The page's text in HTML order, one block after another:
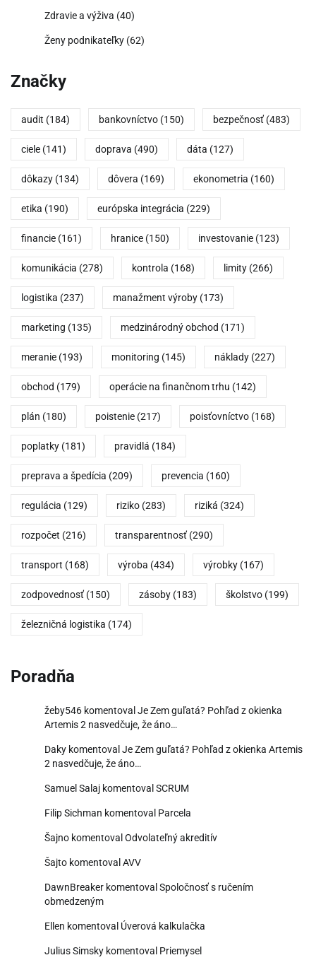
Zdravie a výživa (40)
Ženy podnikateľky (62)
Značky
audit (184) bankovníctvo (150) bezpečnosť (483)
ciele (141) doprava (490) dáta (127)
dôkazy (134) dôvera (169) ekonometria (160)
etika (190) európska integrácia (229)
financie (161) hranice (150) investovanie (123)
komunikácia (278) kontrola (168) limity (266)
logistika (237) manažment výroby (173)
marketing (135) medzinárodný obchod (171)
meranie (193) monitoring (145) náklady (227)
obchod (179) operácie na finančnom trhu (142)
plán (180) poistenie (217) poisťovníctvo (168)
poplatky (181) pravidlá (184)
preprava a špedícia (209) prevencia (160)
regulácia (129) riziko (283) riziká (324)
rozpočet (216) transparentnosť (290)
transport (168) výroba (434) výrobky (167)
zodpovednosť (150) zásoby (183) školstvo (199)
železničná logistika (174)
Poradňa
žeby546 komentoval Je Zem guľatá? Pohľad z okienka
Artemis 2 nasvedčuje, že áno…
Daky komentoval Je Zem guľatá? Pohľad z okienka Artemis
2 nasvedčuje, že áno…
Samuel Salaj komentoval SCRUM
Filip Sichman komentoval Parcela
Šajno komentoval Odvolateľný akreditív
Šajto komentoval AVV
DawnBreaker komentoval Spoločnosť s ručením
obmedzeným
Ellen komentoval Úverová kalkulačka
Julius Simsky komentoval Priemysel